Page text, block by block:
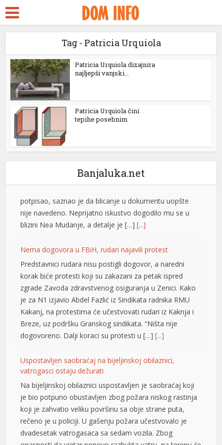
Escort
Seks
panel
panel
paketleri
panel
panel
panel
panel
panel
panel
panel
panel
Tag - Patricia Urquiola
Patricia Urquiola dizajnira
najljepši vanjski...
Patricia Urquiola čini
tepihe posebnim
Banjaluka.net
Srbin kažnjen u Grčkoj: Blicao vozačima, pa dobio kaznu
Srpski turista Aleksandar tvrdi da je tokom vožnje kroz
Grčku kažnjen sa 240 evra nakon što je blicanjem
upozoravao druge vozače na policijsku kontrolu.
potpisao, saznao je da blicanje u dokumentu uopšte
blizini Nea Mudanje, a detalje je […][...]
Nema dogovora u FBiH, rudari najavili protest
korak biće protesti koji su zakazani za petak ispred
zgrade Zavoda zdravstvenog osiguranja u Zenici. Kako
je za N1 izjavio Abdel Fazlić iz Sindikata radnika RMU
Kakanj, na protestima će učestvovati rudari iz Kaknja i
Breze, uz podršku Granskog sindikata. “Ništa nije
dogovoreno. Dalji koraci su protesti u […][...]
Uspostavljen saobraćaj na bijeljinskoj obilaznici,
vatrogasci ostaju dežurati
Na bijeljinskoj obilaznici uspostavljen je saobraćaj koji
je bio potpuno obustavljen zbog požara niskog rastinja
koji je zahvatio veliku površinu sa obje strane puta,
rečeno je u policiji. U gašenju požara učestvovalo je
dvadesetak vatrogasaca sa sedam vozila. Zbog
opasnosti da vjetar ponovo razbukta vatru, na terenu će
ostati da dežura jedno vatrogasno vozilo. Podsjetimo,
[…][...]